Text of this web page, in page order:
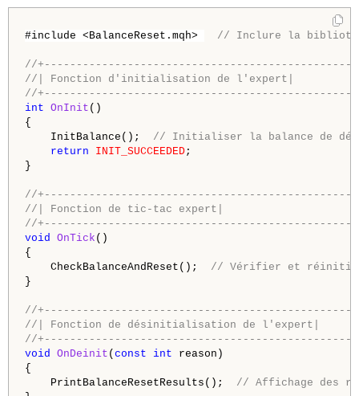
#include <BalanceReset.mqh> // Inclure la
//
//| Fonction d'initialisation de l'expert|
//
int OnInit ()
{
InitBalance(); // Initialiser la balance de
return
INIT_SUCCEEDED;
}
//
//| Fonction de tic-tac expert|
//
void OnTick ()
{
CheckBalanceAndReset(); // Vérifier et
}
//
//| Fonction de désinitialisation de l'expert|
//
void OnDeinit ( const int reason)
{
PrintBalanceResetResults(); // Affichage des